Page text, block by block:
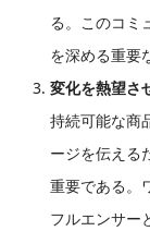
る。このコミ
を深める重要
変化を熱望さ
持続可能な商
ージを伝える
重要である。
フルエンサー